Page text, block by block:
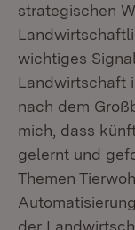
strategischen
wichtiges
Landwirtschaft
nach dem
mich, dass
gelernt und
Themen
der